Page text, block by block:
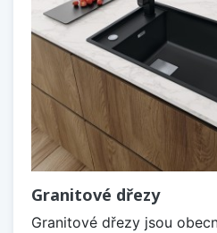
Granitové dřezy
Granitové dřezy jsou